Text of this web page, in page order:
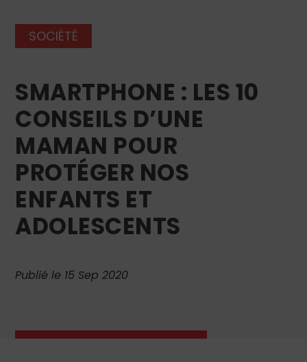
SOCIÉTÉ
SMARTPHONE : LES 10
CONSEILS D’UNE
MAMAN POUR
PROTÉGER NOS
ENFANTS ET
ADOLESCENTS
Publié le 15 Sep 2020